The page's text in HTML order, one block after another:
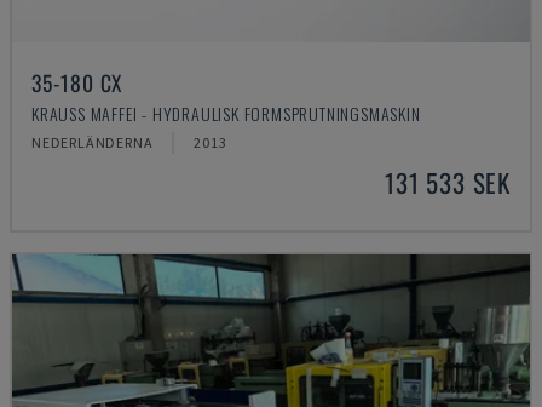
35-180 CX
KRAUSS MAFFEI - HYDRAULISK FORMSPRUTNINGSMASKIN
NEDERLÄNDERNA 2013
131 533 SEK